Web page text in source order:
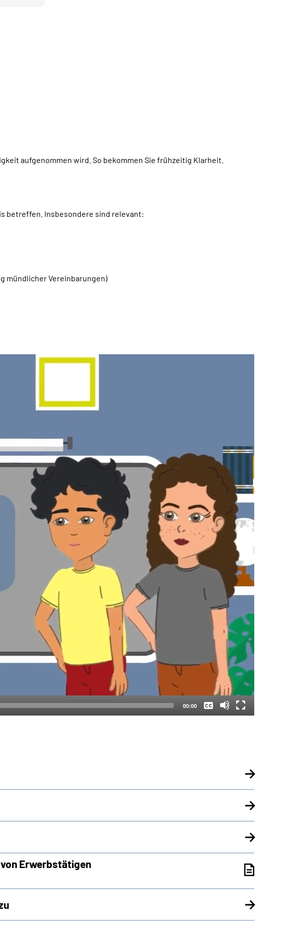
aufgenommen wird. So bekommen Sie frühzeitig Klarheit.
betreffen. Insbesondere sind relevant:
mündlicher Vereinbarungen)
00:00
Keine
Deutsch
Erwerbstätigen